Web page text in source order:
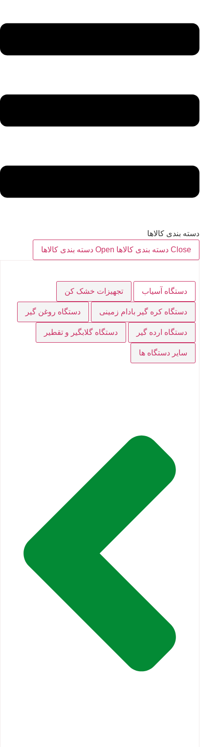
دسته بندی کالاها
Close دسته بندی کالاها
Open دسته بندی کالاها
دستگاه آسیاب تجهیزات خشک کن
دستگاه کره گیر بادام زمینی دستگاه روغن گیر
دستگاه ارده گیر دستگاه گلابگیر و تقطیر
سایر دستگاه ها